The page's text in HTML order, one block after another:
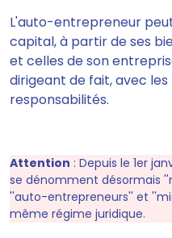
L'auto-entrepreneur
capital, à partir de ses
et celles de son
dirigeant de fait, avec
responsabilités.
Attention : Depuis le 1er
se dénomment désormais
''auto-entrepreneurs'' et
même régime juridique.